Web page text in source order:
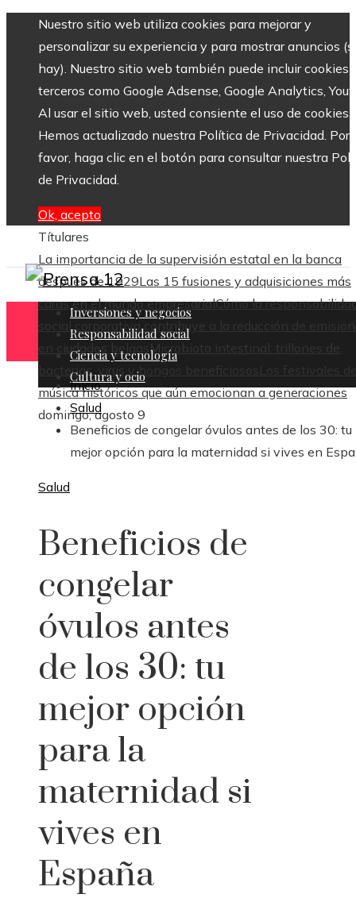
Nuestro sitio web utiliza cookies para mejorar y
personalizar su experiencia y para mostrar anuncios
hay). Nuestro sitio web también puede incluir cookies
terceros como Google Adsense, Google Analytics,
Al usar el sitio web, usted consiente el uso de cookies.
Hemos actualizado nuestra Política de Privacidad. Por
favor, haga clic en el botón para consultar nuestra
de Privacidad.
Ok, acepto
Títulares
La importancia de la supervisión estatal en la banca
después de 1929Las 15 fusiones y adquisiciones más
caras en el mundo empresarialCómo la
social corporativa contribuye a la reducción de
en ciudades belgas Microbiota intestinal: trillones de
bacterias, virus y hongos beneficiosos
Los festivales
música históricos que aún emocionan a generaciones
domingo, agosto 9
Inversiones y negocios
Responsabilidad social
Ciencia y tecnología
Cultura y ocio
Inicio
Salud
Beneficios de congelar óvulos antes de los 30: tu
mejor opción para la maternidad si vives en
Salud
Beneficios de
congelar
óvulos antes
de los 30: tu
mejor opción
para la
maternidad si
vives en
España